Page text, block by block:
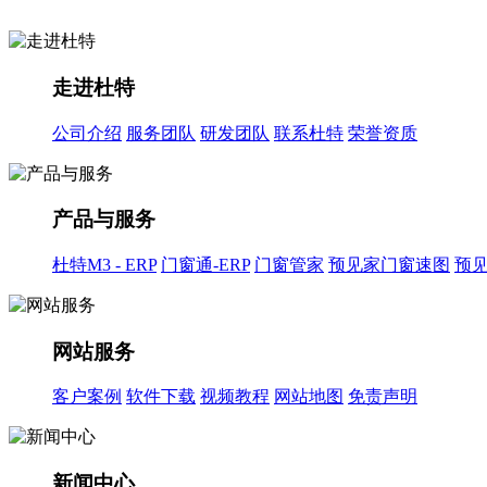
走进杜特
公司介绍 服务团队 研发团队 联系杜特 荣誉资质
产品与服务
杜特M3 - ERP 门窗通-ERP 门窗管家 预见家门窗速图 预
网站服务
客户案例 软件下载 视频教程 网站地图 免责声明